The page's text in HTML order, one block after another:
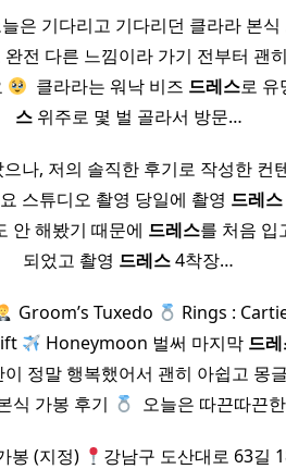
은 기다리고 기다리던 클라라 본식
전 다른 느낌이라 가기 전부터 괜
​ 클라라는 워낙 비즈 드레스로 유
스위주로 몇 벌 골라서 방문…
나, 저의 솔직한 후기로 작성한 컨
스튜디오 촬영 당일에 촬영 드레스
안 해봤기 때문에 드레스를 처음 입
되었고 촬영 드레스4착장…
Groom’s Tuxedo Rings :
Honeymoon 벌써 마지막 드
정말 행복했어서 괜히 아쉽고 몽
식 가봉 후기
오늘은 따끈따끈
봉 (지정) 강남구 도산대로 63길